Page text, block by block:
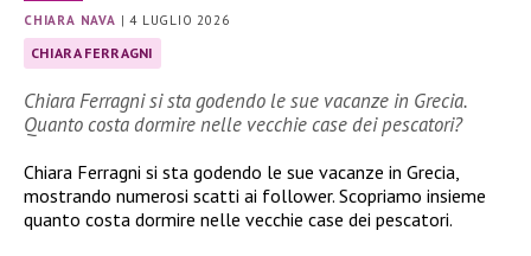
CHIARA NAVA |4 LUGLIO 2026
CHIARA FERRAGNI
Chiara Ferragni si sta godendo le sue vacanze in Grecia.
Quanto costa dormire nelle vecchie case dei pescatori?
Chiara Ferragni si sta godendo le sue vacanze in Grecia,
mostrando numerosi scatti ai follower. Scopriamo insieme
quanto costa dormire nelle vecchie case dei pescatori.